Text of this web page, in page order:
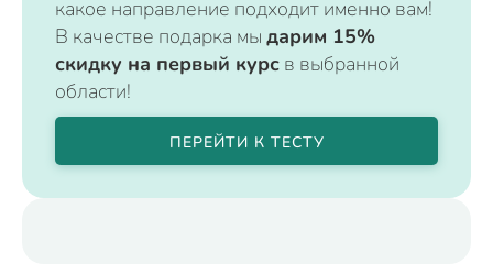
какое направление подходит именно вам!
В качестве подарка мы дарим 15%
скидку на первый курс в выбранной
области!
ПЕРЕЙТИ К ТЕСТУ